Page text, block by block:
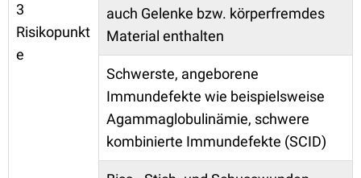
3
Risikopunkt
e
auch Gelenke bzw. körperfremdes
Material enthalten
Schwerste, angeborene
Immundefekte wie beispielsweise
Agammaglobulinämie, schwere
kombinierte Immundefekte (SCID)